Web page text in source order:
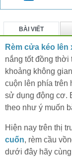
BÀI VIẾT
BÌNH LUẬN
Rèm cửa kéo lên
nắng tốt đồng
khoảng không
cuộn lên phía trên
sử dụng động cơ.
theo như ý muốn
Hiện nay trên thị
cuốn, rèm cầu
dưới đây hãy